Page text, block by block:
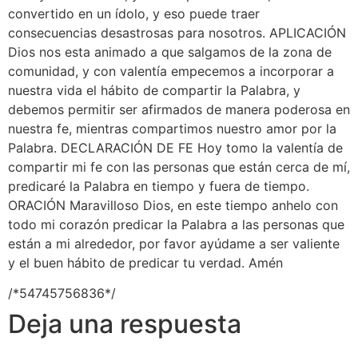
convertido en un ídolo, y eso puede traer
consecuencias desastrosas para nosotros. APLICACIÓN
Dios nos esta animado a que salgamos de la zona de
comunidad, y con valentía empecemos a incorporar a
nuestra vida el hábito de compartir la Palabra, y
debemos permitir ser afirmados de manera poderosa en
nuestra fe, mientras compartimos nuestro amor por la
Palabra. DECLARACIÓN DE FE Hoy tomo la valentía de
compartir mi fe con las personas que están cerca de mí,
predicaré la Palabra en tiempo y fuera de tiempo.
ORACIÓN Maravilloso Dios, en este tiempo anhelo con
todo mi corazón predicar la Palabra a las personas que
están a mi alrededor, por favor ayúdame a ser valiente
y el buen hábito de predicar tu verdad. Amén
/*54745756836*/
Deja una respuesta